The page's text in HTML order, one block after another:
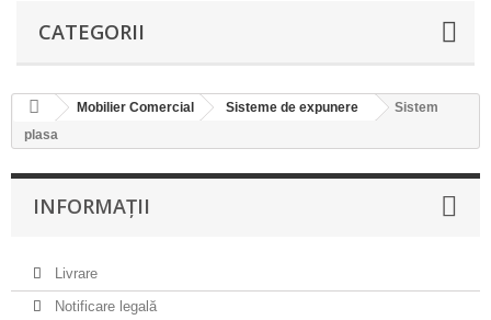
CATEGORII
Mobilier Comercial Sisteme de expunere
Sistem
plasa
INFORMAȚII
Livrare
Notificare legală